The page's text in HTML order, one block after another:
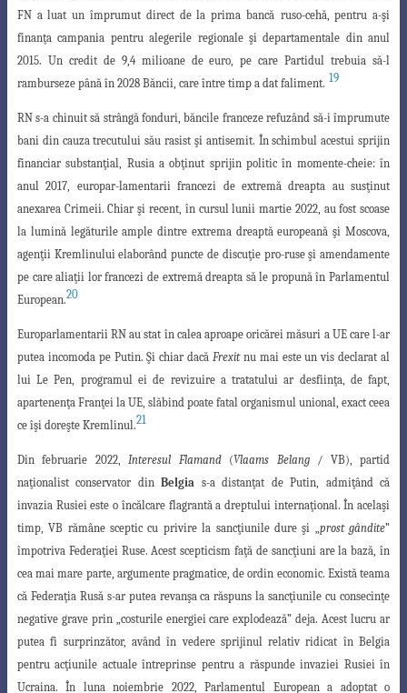
FN a luat un împrumut direct de la prima bancă ruso-cehă, pentru a-şi
finanţa campania pentru alegerile regionale şi departamentale din anul
2015. Un credit de 9,4 milioane de euro, pe care Partidul trebuia să-l
ramburseze până în 2028 Băncii, care între timp a dat faliment. 19
RN s-a chinuit să strângă fonduri, băncile franceze refuzând să-i împrumute
bani din cauza trecutului său rasist şi antisemit. În schimbul acestui sprijin
financiar substanţial, Rusia a obţinut sprijin politic în momente-cheie: în
anul 2017, europar-lamentarii francezi de extremă dreapta au susţinut
anexarea Crimeii. Chiar şi recent, în cursul lunii martie 2022, au fost scoase
la lumină legăturile ample dintre extrema dreaptă europeană şi Moscova,
agenţii Kremlinului elaborând puncte de discuţie pro-ruse şi amendamente
pe care aliaţii lor francezi de extremă dreapta să le propună în Parlamentul
European.20
Europarlamentarii RN au stat în calea aproape oricărei măsuri a UE care l-ar
putea incomoda pe Putin. Şi chiar dacă Frexitnu mai este un vis declarat al
lui Le Pen, programul ei de revizuire a tratatului ar desfiinţa, de fapt,
apartenenţa Franţei la UE, slăbind poate fatal organismul unional, exact ceea
ce îşi doreşte Kremlinul.21
Din februarie 2022, Interesul Flamand(Vlaams Belang/ VB), partid
naţionalistconservator dinBelgia s-a distanţat de Putin, admiţând că
invazia Rusiei este o încălcare flagrantă a dreptului internaţional. În acelaşi
timp, VB rămâne sceptic cu privire la sancţiunile dure şi „ prost gândite”
împotriva Federaţiei Ruse. Acest scepticism faţă de sancţiuni are la bază, în
cea mai mare parte, argumente pragmatice, de ordin economic. Există teama
că Federaţia Rusă s-ar putea revanşa ca răspuns la sancţiunile cu consecinţe
negative grave prin „costurile energiei care explodează” deja. Acestlucru ar
putea fi surprinzător, având în vedere sprijinul relativ ridicat în Belgia
pentru acţiunile actuale întreprinse pentru a răspunde invaziei Rusiei în
Ucraina. În luna noiembrie 2022, Parlamentul European a adoptat o